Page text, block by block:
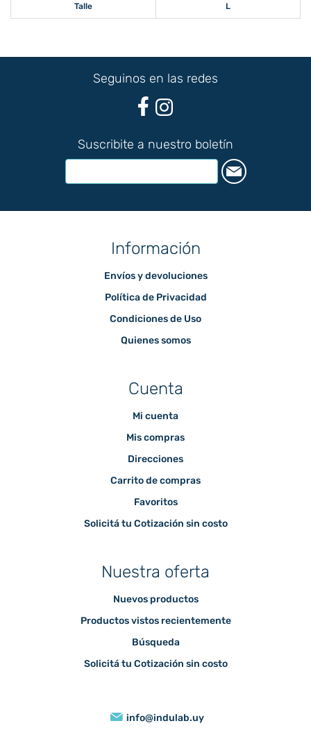
Talle L
Seguinos en las redes
Suscribite a nuestro boletín
Información
Envíos y devoluciones
Política de Privacidad
Condiciones de Uso
Quienes somos
Cuenta
Mi cuenta
Mis compras
Direcciones
Carrito de compras
Favoritos
Solicitá tu Cotización sin costo
Nuestra oferta
Nuevos productos
Productos vistos recientemente
Búsqueda
Solicitá tu Cotización sin costo
info@indulab.uy